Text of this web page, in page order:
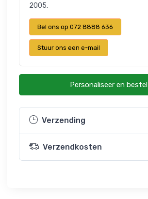
2005.
Bel ons op 072 8888 636
Stuur ons een e-mail
Personaliseer en bestel
Verzending
Verzendkosten